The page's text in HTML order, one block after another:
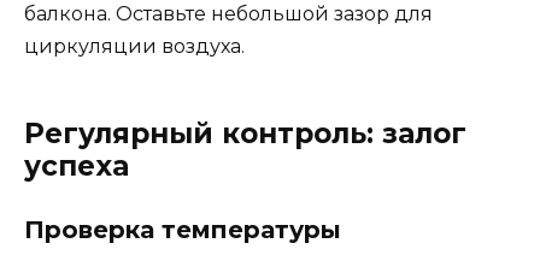
балкона. Оставьте небольшой зазор для
циркуляции воздуха.
Регулярный контроль: залог
успеха
Проверка температуры